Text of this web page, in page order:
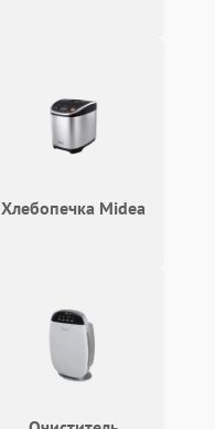
Хлебопечка Midea